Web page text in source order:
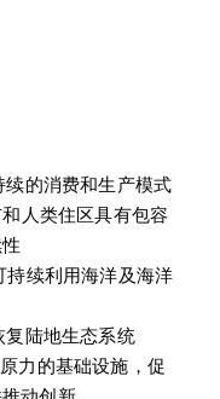
的消费和生产模式
人类住区具有包容
持续利用海洋及海洋
复陆地生态系统
力的基础设施，促